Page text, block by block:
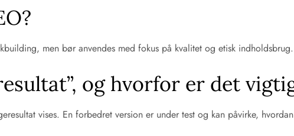
men bør anvendes med fokus på kvalitet og etisk indholdsbrug.
og hvorfor er det
vises. En forbedret version er under test og kan påvirke,